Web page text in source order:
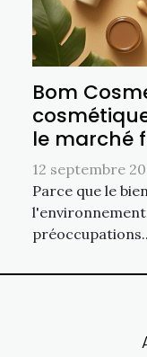
Bom
le marché
12 septembre
Parce que le